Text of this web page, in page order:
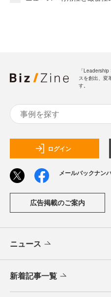
「
スを創出、変
す。
ログイン
メールバックナン
広告掲載のご案内
ニュース
新着記事一覧